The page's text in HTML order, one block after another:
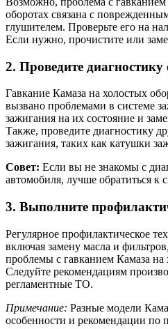
оборотах связана с
глушителем. Проверьте его на
Если нужно, прочистите или
2. Проведите
Гавкание Камаза на холостых
вызвано проблемами в системе
зажигания на их состояние и
Также, проведите диагностику
зажигания, таких как катушки
Совет: Если вы не знакомы с
автомобиля, лучше обратиться к
3. Выполните
Регулярное профилактическое
включая замену масла и
проблемы с гавканием Камаза на
Следуйте рекомендациям
регламентные ТО.
Примечание: Разные модели
особенности и рекомендации по